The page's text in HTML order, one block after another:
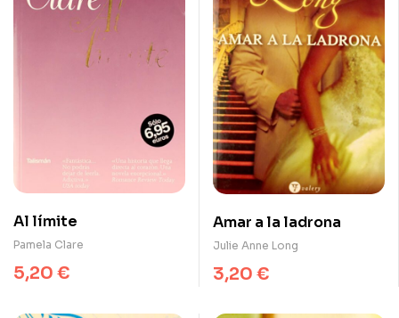
Al límite
Pamela Clare
5,20 €
Amar a la ladrona
Julie Anne Long
3,20 €